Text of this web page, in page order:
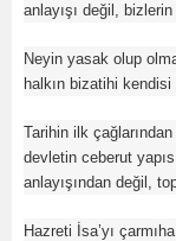
anlayışı değil, bizlerin
Neyin yasak olup
halkın bizatihi kendisi
Tarihin ilk
devletin ceberut
anlayışından değil,
Hazreti İsa’yı